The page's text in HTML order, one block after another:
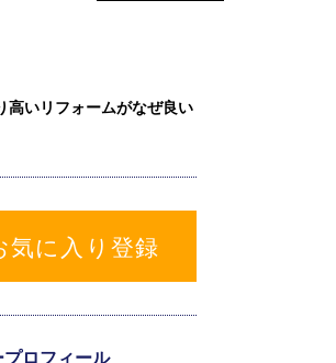
高いリフォームがなぜ良い
気に入り登録